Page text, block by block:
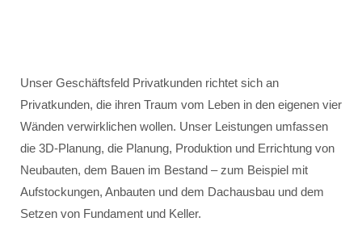
Unser Geschäftsfeld Privatkunden richtet sich an
Privatkunden, die ihren Traum vom Leben in den eigenen vier
Wänden verwirklichen wollen. Unser Leistungen umfassen
die 3D-Planung, die Planung, Produktion und Errichtung von
Neubauten, dem Bauen im Bestand – zum Beispiel mit
Aufstockungen, Anbauten und dem Dachausbau und dem
Setzen von Fundament und Keller.